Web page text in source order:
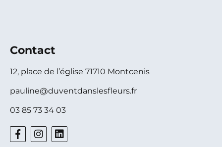
Contact
12, place de l’église 71710 Montcenis
pauline@duventdanslesfleurs.fr
03 85 73 34 03